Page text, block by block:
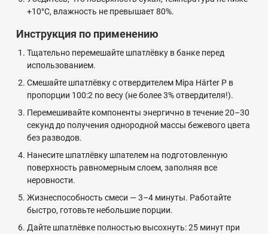
+10°C, влажность не превышает 80%.
Инструкция по применению
Тщательно перемешайте шпатлёвку в банке перед
использованием.
Смешайте шпатлёвку с отвердителем Mipa Härter P в
пропорции 100:2 по весу (не более 3% отвердителя!).
Перемешивайте компоненты энергично в течение 20–30
секунд до получения однородной массы бежевого цвета
без разводов.
Нанесите шпатлёвку шпателем на подготовленную
поверхность равномерным слоем, заполняя все
неровности.
Жизнеспособность смеси — 3–4 минуты. Работайте
быстро, готовьте небольшие порции.
Дайте шпатлёвке полностью высохнуть: 25 минут при